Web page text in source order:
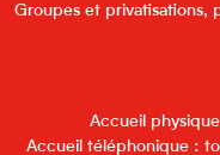
Groupes et privatisations,
Accueil
Accueil téléphonique :